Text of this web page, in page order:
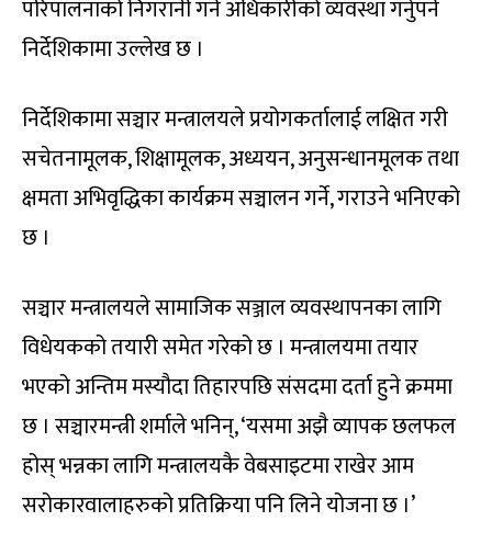
परिपालनाको निगरानी गर्ने अधिकारीको व्यवस्था गर्नुपर्ने
निर्देशिकामा उल्लेख छ ।
निर्देशिकामा सञ्चार मन्त्रालयले प्रयोगकर्तालाई लक्षित गरी
सचेतनामूलक, शिक्षामूलक, अध्ययन, अनुसन्धानमूलक तथा
क्षमता अभिवृद्धिका कार्यक्रम सञ्चालन गर्ने, गराउने भनिएको
छ ।
सञ्चार मन्त्रालयले सामाजिक सञ्जाल व्यवस्थापनका लागि
विधेयकको तयारी समेत गरेको छ । मन्त्रालयमा तयार
भएको अन्तिम मस्यौदा तिहारपछि संसदमा दर्ता हुने क्रममा
छ । सञ्चारमन्त्री शर्माले भनिन्, ‘यसमा अझै व्यापक छलफल
होस् भन्नका लागि मन्त्रालयकै वेबसाइटमा राखेर आम
सरोकारवालाहरुको प्रतिक्रिया पनि लिने योजना छ ।’